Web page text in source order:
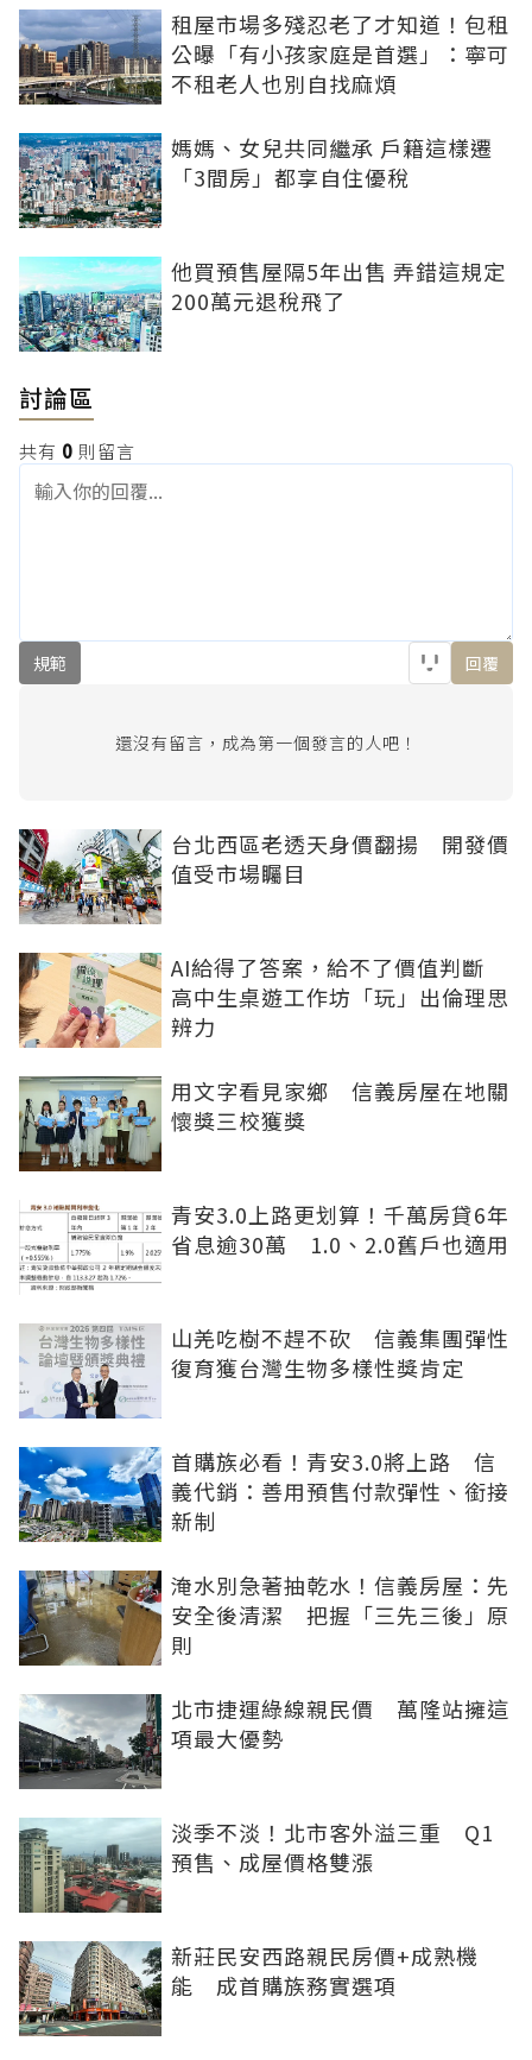
租屋市場多殘忍老了才知道！包租
公曝「有小孩家庭是首選」：寧可
不租老人也別自找麻煩
媽媽、女兒共同繼承 戶籍這樣遷
「3間房」都享自住優稅
他買預售屋隔5年出售 弄錯這規定
200萬元退稅飛了
討論區
共有 0 則留言
規範 回覆
還沒有留言，成為第一個發言的人吧！
台北西區老透天身價翻揚 開發價
值受市場矚目
AI給得了答案，給不了價值判斷
高中生桌遊工作坊「玩」出倫理思
辨力
用文字看見家鄉 信義房屋在地關
懷獎三校獲獎
青安3.0上路更划算！千萬房貸6年
省息逾30萬 1.0、2.0舊戶也適用
山羌吃樹不趕不砍 信義集團彈性
復育獲台灣生物多樣性獎肯定
首購族必看！青安3.0將上路 信
義代銷：善用預售付款彈性、銜接
新制
淹水別急著抽乾水！信義房屋：先
安全後清潔 把握「三先三後」原
則
北市捷運綠線親民價 萬隆站擁這
項最大優勢
淡季不淡！北市客外溢三重 Q1
預售、成屋價格雙漲
新莊民安西路親民房價+成熟機
能 成首購族務實選項